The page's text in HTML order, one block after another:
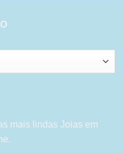
mais lindas Joias em